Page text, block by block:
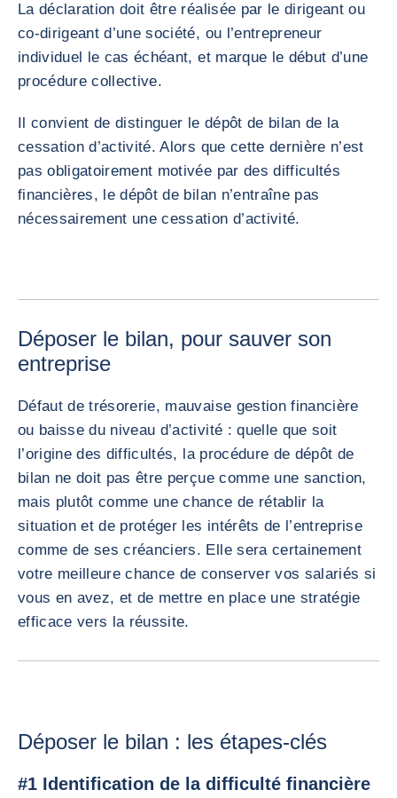
La déclaration doit être réalisée par le dirigeant ou
co-dirigeant d’une société, ou l’entrepreneur
individuel le cas échéant, et marque le début d’une
procédure collective.
Il convient de distinguer le dépôt de bilan de la
cessation d’activité. Alors que cette dernière n’est
pas obligatoirement motivée par des difficultés
financières, le dépôt de bilan n’entraîne pas
nécessairement une cessation d’activité.
Déposer le bilan, pour sauver son
entreprise
Défaut de trésorerie, mauvaise gestion financière
ou baisse du niveau d’activité : quelle que soit
l’origine des difficultés, la procédure de dépôt de
bilan ne doit pas être perçue comme une sanction,
mais plutôt comme une chance de rétablir la
situation et de protéger les intérêts de l’entreprise
comme de ses créanciers. Elle sera certainement
votre meilleure chance de conserver vos salariés si
vous en avez, et de mettre en place une stratégie
efficace vers la réussite.
Déposer le bilan : les étapes-clés
#1 Identification de la difficulté financière